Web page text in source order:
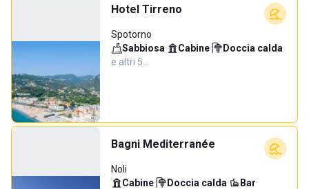
Hotel Tirreno
Spotorno
Sabbiosa· Cabine· Doccia calda·
e altri 5…
Bagni Mediterranée
Noli
Cabine· Doccia calda· Bar·